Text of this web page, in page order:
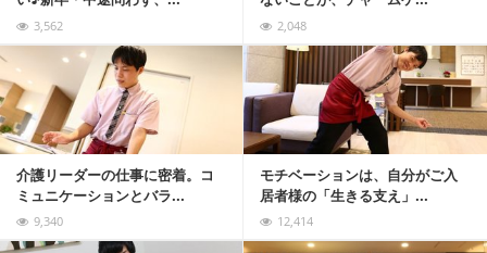
3,562 2,048
介護リーダーの仕事に密着。コ
ミュニケーションとバラ...
9,340
モチベーションは、自分がご入
居者様の「生きる支え」...
12,414